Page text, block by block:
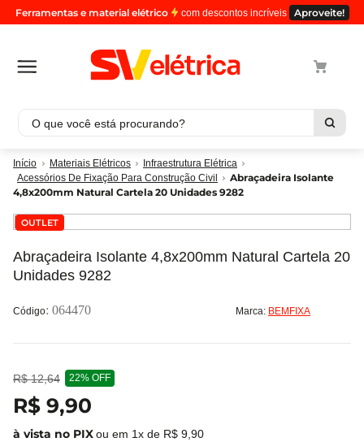
Ferramentas e material elétrico com descontos incríveis Aproveite!
O que você está procurando?
Materiais Elétricos
Infraestrutura Elétrica
Acessórios De Fixação Para Construção Civil
Abraçadeira Isolante
4,8x200mm Natural Cartela 20 Unidades 9282
OUTLET
Abraçadeira Isolante 4,8x200mm Natural Cartela 20
Unidades 9282
: 064470 Marca: BEMFIXA
R$ 12,64 22% OFF
R$ 9,90
ou em 1x de R$ 9 90
Termos mais buscados
1º cabo
2º luminaria
4º cabo pp